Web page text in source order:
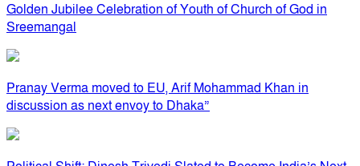
Golden Jubilee Celebration of Youth of Church of God in
Sreemangal
Pranay Verma moved to EU, Arif Mohammad Khan in
discussion as next envoy to Dhaka”